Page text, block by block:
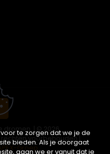
dromen. | © 2026
voorbehouden |
Groep
te zorgen dat we je de
bieden. Als je doorgaat
gaan we er vanuit dat je